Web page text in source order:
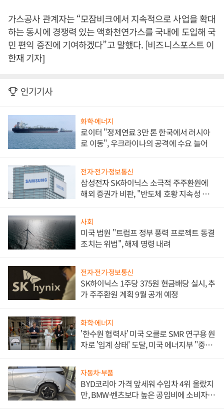
가스공사 관계자는 “모잠비크에서 지속적으로 사업을 확대
하는 동시에 경쟁력 있는 액화천연가스를 국내에 도입해 국
민 편익 증진에 기여하겠다”고 말했다. [비즈니스포스트 이
한재 기자]
인기기사
화학·에너지
로이터 "정제연료 3만 톤 한국에서 러시아
로 이동", 우크라이나의 공격에 수요 늘어
전자·전기·정보통신
삼성전자 SK하이닉스 소극적 주주환원에
해외 증권가 비판, "반도체 호황 지속성 의
사회
미국 법원 "트럼프 정부 풍력 프로젝트 동결
조치는 위법", 해제 명령 내려
전자·전기·정보통신
SK하이닉스 1주당 375원 현금배당 실시, 추
가 주주환원 계획 9월 공개 예정
화학·에너지
'한수원 협력사' 미국 오클로 SMR 연구용 원
자로 '임계 상태' 도달, 미국 에너지부 "중요
자동차·부품
BYD코리아 가격 앞세워 수입차 4위 올랐지
만, BMW·벤츠보다 높은 공임비에 소비자